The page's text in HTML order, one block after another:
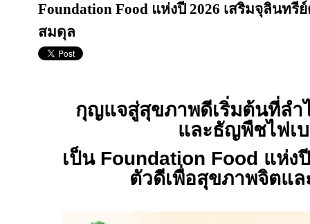
Foundation Food แห่งปี 2026 เสริมจุลินท
สมดุล
กุญแจสู่สุขภาพดีเริ่มต้นที่ลำ
และธัญพืชไฟเ
เป็น Foundation Food แห่ง
ตัวดีเพื่อสุขภาพจิตแ